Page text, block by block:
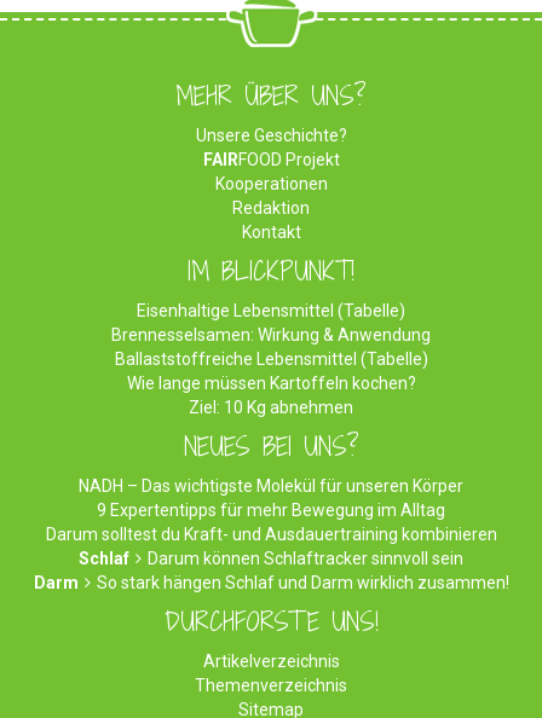
MEHR ÜBER UNS?
Unsere Geschichte?
FAIRFOOD Projekt
Kooperationen
Redaktion
Kontakt
IM BLICKPUNKT!
Eisenhaltige Lebensmittel (Tabelle)
Brennesselsamen: Wirkung & Anwendung
Ballaststoffreiche Lebensmittel (Tabelle)
Wie lange müssen Kartoffeln kochen?
Ziel: 10 Kg abnehmen
NEUES BEI UNS?
NADH – Das wichtigste Molekül für unseren Körper
9 Expertentipps für mehr Bewegung im Alltag
Darum solltest du Kraft- und Ausdauertraining kombinieren
Schlaf
Darum können Schlaftracker sinnvoll sein
Darm
So stark hängen Schlaf und Darm wirklich zusammen!
DURCHFORSTE UNS!
Artikelverzeichnis
Themenverzeichnis
Sitemap